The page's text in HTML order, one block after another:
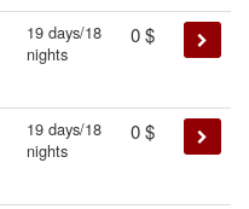
19 days/18
nights
0$
19 days/18
nights
0$